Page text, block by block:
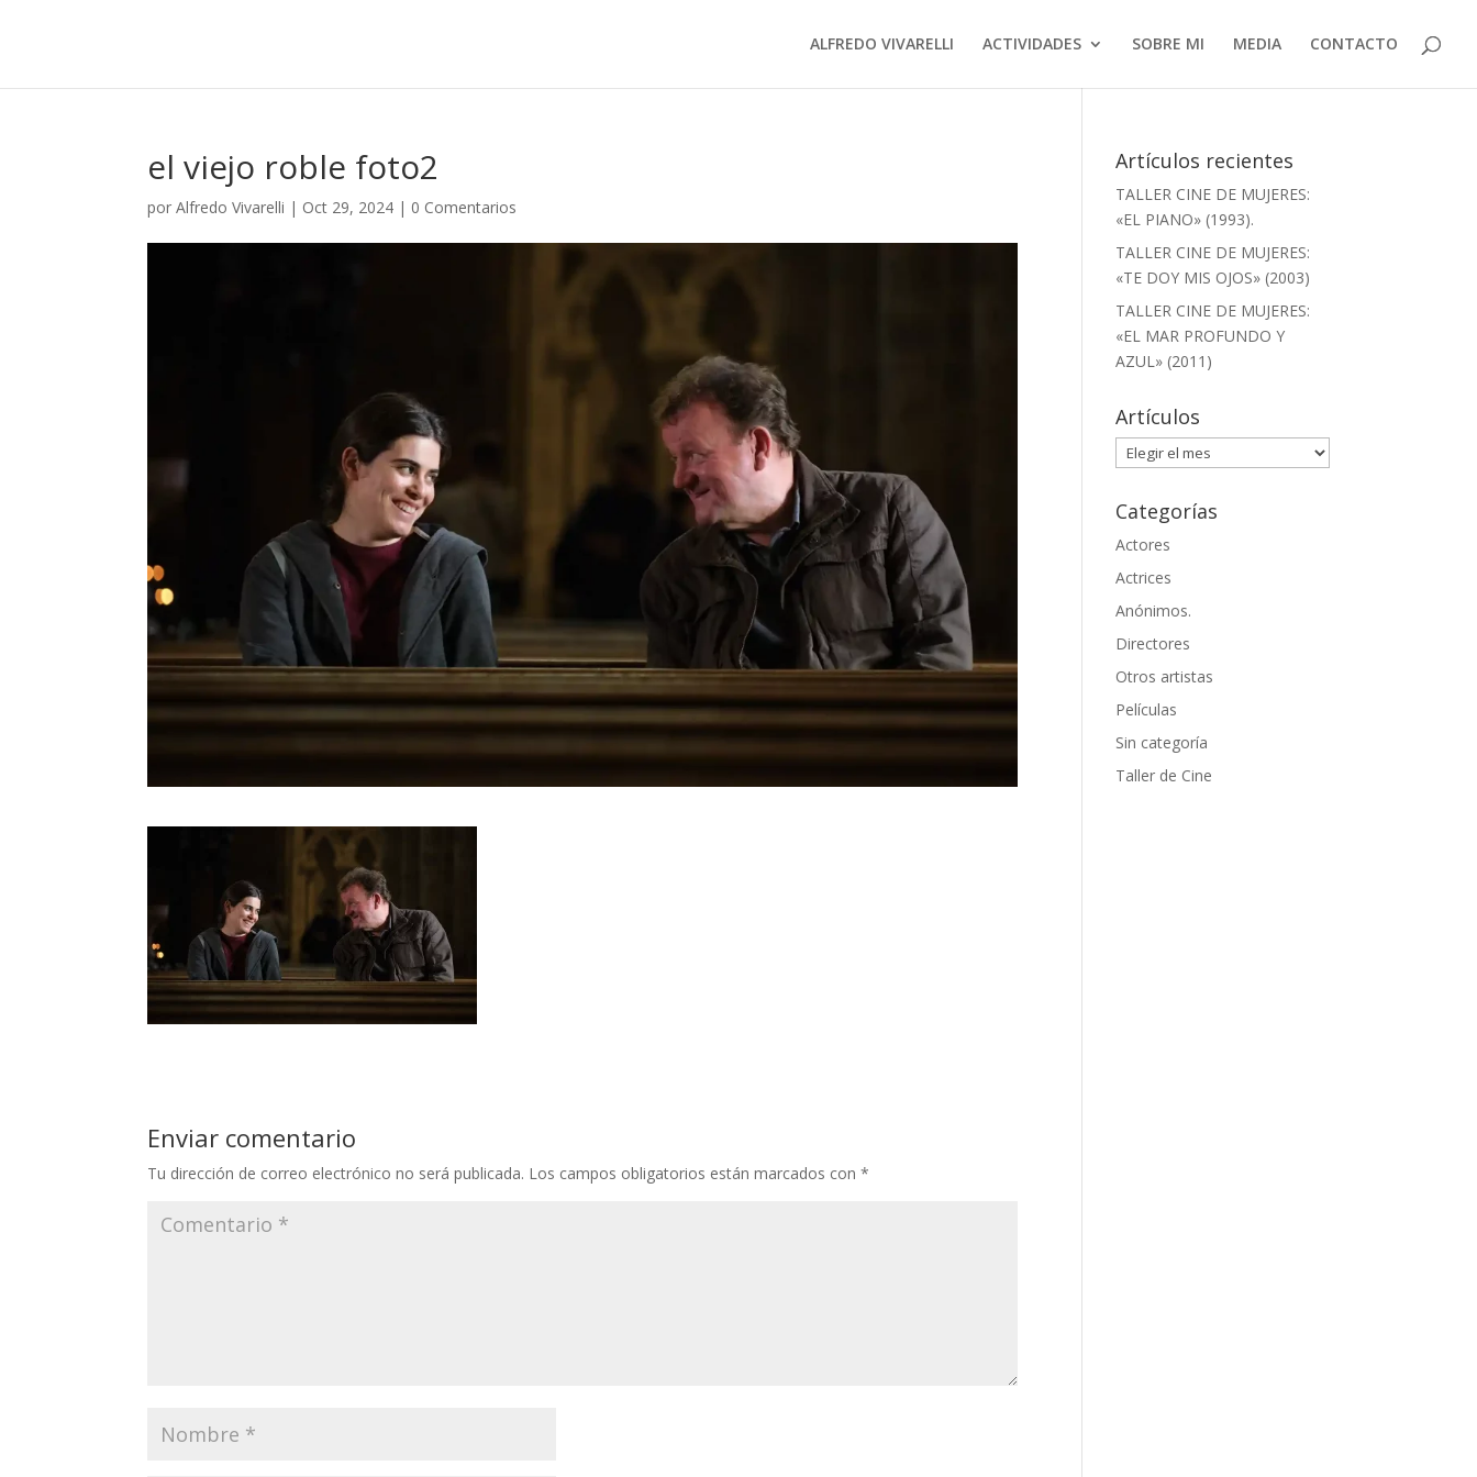
ALFREDO VIVARELLI ACTIVIDADES SOBRE MI MEDIA CONTACTO
el viejo roble foto2
porAlfredo Vivarelli | Oct 29, 2024 | 0 Comentarios
Enviar comentario
Tu dirección de correo electrónico no será publicada. Los campos obligatorios están marcados con*
Artículos recientes
TALLER CINE DE MUJERES:
«EL PIANO» (1993).
TALLER CINE DE MUJERES:
«TE DOY MIS OJOS» (2003)
TALLER CINE DE MUJERES:
«EL MAR PROFUNDO Y
AZUL» (2011)
Artículos
Artículos
Categorías
Actores
Actrices
Anónimos.
Directores
Otros artistas
Películas
Sin categoría
Taller de Cine